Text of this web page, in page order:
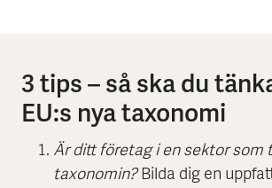
3 tips – så ska du
EU:s nya taxonomi
Är ditt företag i en sektor som
taxonomin?Bilda dig en